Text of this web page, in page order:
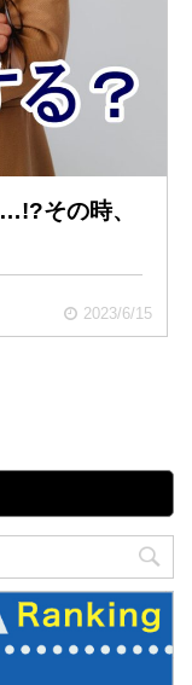
その時、
2023/6/15